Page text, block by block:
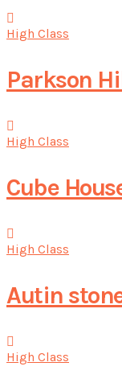
High Class
Parkson
High Class
Cube
High Class
Autin
High Class